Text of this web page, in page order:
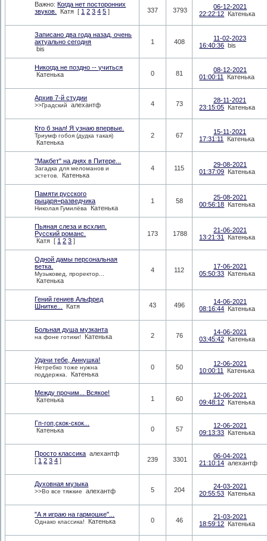
Важно: Когда нет посторонних
звуков.
Катя [ 1 2 3 4 5 ] 337 3793
06-12-2021
22:22:12
Катенька
Записано два года назад, очень
актуально сегодня
bis
1 408
11-02-2023
16:40:36 bis
Никогда не поздно -- учиться
Катенька
0 81
08-12-2021
01:00:11
Катенька
Архив 7-й студии
>>Градский алехантф 4 73
28-11-2021
23:15:05
Катенька
Кто б знал! Я узнаю впервые.
Триумф гобоя (дудка такая)
Катенька
2 67
15-11-2021
17:31:11
Катенька
"Макбет" на днях в Питере...
Загадка для меломанов и
эстетов.
Катенька
4 115
29-08-2021
01:37:09
Катенька
Памяти русского
рыцаря=разведчика
Николая Гумилёва Катенька
1 58
25-08-2021
00:56:18
Катенька
Пьяная слеза и всхлип.
Русский романс.
Катя [ 1 2 3 ]
173 1788
21-06-2021
13:21:31
Катенька
Одной дамы персональная
ветка.
Музыковед, проректор...
Катенька
4 112
17-06-2021
05:50:33
Катенька
Гений гениев Альфред
Шнитке...
Катя 43 496
14-06-2021
08:16:44
Катенька
Больная душа музканта
на фоне готики! Катенька 2 76
14-06-2021
03:45:42
Катенька
Удачи тебе, Аннушка!
Нетребко тоже нужна
поддержка.
Катенька
0 50
12-06-2021
10:00:11
Катенька
Между прочим... Всякое!
Катенька
1 60
12-06-2021
09:48:12
Катенька
Гп-гоп,скок-скок...
Катенька
0 57
12-06-2021
09:13:33
Катенька
Просто классика алехантф
[ 1 2 3 4 ] 239 3301
06-04-2021
21:10:14 алехантф
Духовная музыка
>>Во все тяжкие алехантф 5 204
24-03-2021
20:55:53
Катенька
"А я играю на гармошке"...
Однако классика! Катенька 0 46
21-03-2021
18:59:12
Катенька